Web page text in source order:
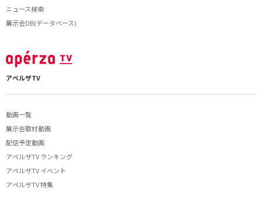
ニュース検索
展示会DB(データベース)
アペルザTV
動画一覧
展示会取材動画
配信予定動画
アペルザTV ランキング
アペルザTV イベント
アペルザTV 特集